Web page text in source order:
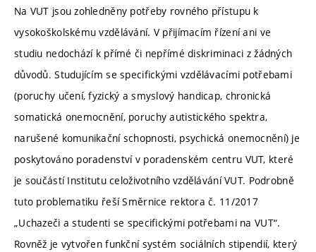
Na VUT jsou zohledněny potřeby rovného přístupu k
vysokoškolskému vzdělávání. V přijímacím řízení ani ve
studiu nedochází k přímé či nepřímé diskriminaci z žádných
důvodů. Studujícím se specifickými vzdělávacími potřebami
(poruchy učení, fyzický a smyslový handicap, chronická
somatická onemocnění, poruchy autistického spektra,
narušené komunikační schopnosti, psychická onemocnění) je
poskytováno poradenství v poradenském centru VUT, které
je součástí Institutu celoživotního vzdělávání VUT. Podrobně
tuto problematiku řeší Směrnice rektora č. 11/2017
„Uchazeči a studenti se specifickými potřebami na VUT“.
Rovněž je vytvořen funkční systém sociálních stipendií, který